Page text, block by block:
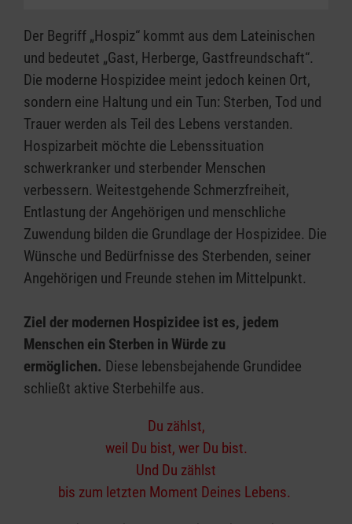
Der Begriff „Hospiz“ kommt aus dem Lateinischen
und bedeutet „Gast, Herberge, Gastfreundschaft“.
Die moderne Hospizidee meint jedoch keinen Ort,
sondern eine Haltung und ein Tun: Sterben, Tod und
Trauer werden als Teil des Lebens verstanden.
Hospizarbeit möchte die Lebenssituation
schwerkranker und sterbender Menschen
verbessern. Weitestgehende Schmerzfreiheit,
Entlastung der Angehörigen und menschliche
Zuwendung bilden die Grundlage der Hospizidee. Die
Wünsche und Bedürfnisse des Sterbenden, seiner
Angehörigen und Freunde stehen im Mittelpunkt.
Ziel der modernen Hospizidee ist es, jedem
Menschen ein Sterben in Würde zu
ermöglichen. Diese lebensbejahende Grundidee
schließt aktive Sterbehilfe aus.
Du zählst,
weil Du bist, wer Du bist.
Und Du zählst
bis zum letzten Moment Deines Lebens.